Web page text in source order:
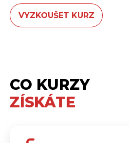
VYZKOUŠET KURZ
CO KURZY
ZÍSKÁTE